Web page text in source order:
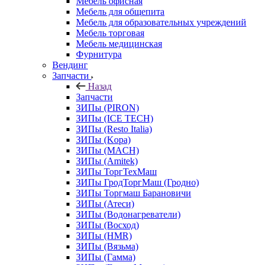
Мебель для общепита
Мебель для образовательных учреждений
Мебель торговая
Мебель медицинская
Фурнитура
Вендинг
Запчасти
Назад
Запчасти
ЗИПы (PIRON)
ЗИПы (ICE TECH)
ЗИПы (Resto Italia)
ЗИПы (Kopa)
ЗИПы (MACH)
ЗИПы (Amitek)
ЗИПы ТоргТехМаш
ЗИПы ГродТоргМаш (Гродно)
ЗИПы Торгмаш Барановичи
ЗИПы (Атеси)
ЗИПы (Водонагреватели)
ЗИПы (Восход)
ЗИПы (HMR)
ЗИПы (Вязьма)
ЗИПы (Гамма)